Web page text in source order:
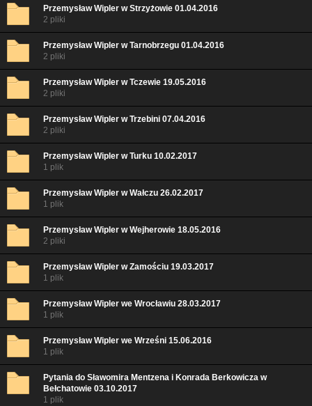
Przemysław Wipler w Strzyżowie 01.04.2016
2 pliki
Przemysław Wipler w Tarnobrzegu 01.04.2016
2 pliki
Przemysław Wipler w Tczewie 19.05.2016
2 pliki
Przemysław Wipler w Trzebini 07.04.2016
2 pliki
Przemysław Wipler w Turku 10.02.2017
1 plik
Przemysław Wipler w Wałczu 26.02.2017
1 plik
Przemysław Wipler w Wejherowie 18.05.2016
2 pliki
Przemysław Wipler w Zamościu 19.03.2017
1 plik
Przemysław Wipler we Wrocławiu 28.03.2017
1 plik
Przemysław Wipler we Wrześni 15.06.2016
1 plik
Pytania do Sławomira Mentzena i Konrada Berkowicza w
Bełchatowie 03.10.2017
1 plik